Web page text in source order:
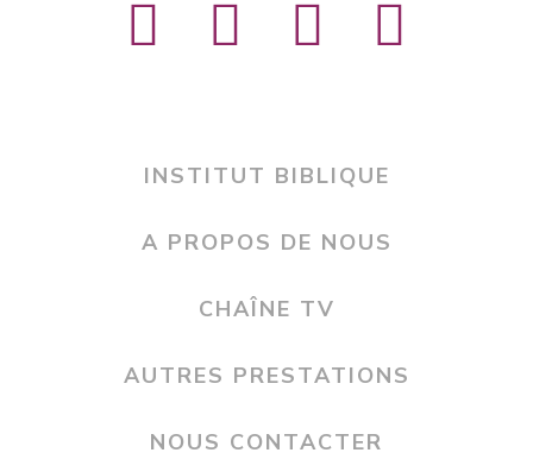
INSTITUT BIBLIQUE
A PROPOS DE NOUS
CHAÎNE TV
AUTRES PRESTATIONS
NOUS CONTACTER